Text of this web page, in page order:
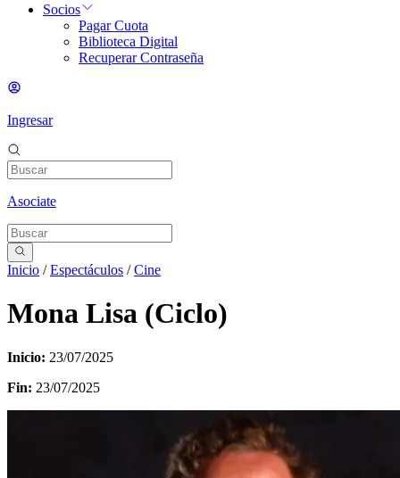
Socios
Pagar Cuota
Biblioteca Digital
Recuperar Contraseña
Ingresar
Asociate
Inicio /Espectáculos /Cine
Mona Lisa (Ciclo)
Inicio: 23/07/2025
Fin: 23/07/2025